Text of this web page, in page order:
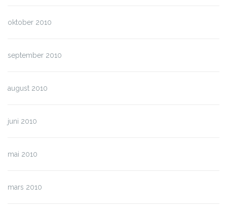
oktober 2010
september 2010
august 2010
juni 2010
mai 2010
mars 2010